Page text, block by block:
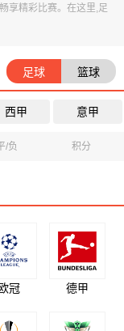
享精彩比赛。在这里,足
足球 篮球
西甲 意甲
/负 积分
欧冠 德甲